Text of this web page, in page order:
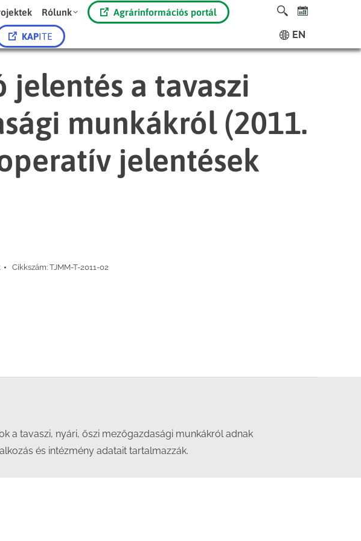
Rólunk Agrárinformációs portál
KAPITE EN
jelentés a tavaszi
munkákról (2011.
jelentések
Cikkszám: TJMM-T-2011-02
a tavaszi, nyári, őszi mezőgazdasági munkákról adnak
és intézmény adatait tartalmazzák.